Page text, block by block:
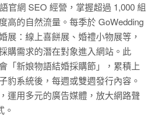
官網 SEO 經營，掌握超過 1,000 組
高的自然流量。每季於 GoWedding
展：線上喜餅展、婚禮小物展等，
購需求的潛在對象進入網站。此
「新娘物語結婚採購節」，累積上
豹系統後，每週或雙週發行內容。
運用多元的廣告媒體，放大網路聲